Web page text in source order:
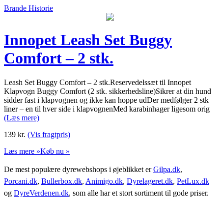
Brande Historie
Innopet Leash Set Buggy
Comfort – 2 stk.
Leash Set Buggy Comfort – 2 stk.Reservedelssæt til Innopet
Klapvogn Buggy Comfort (2 stk. sikkerhedsline)Sikrer at din hund
sidder fast i klapvognen og ikke kan hoppe udDer medfølger 2 stk
liner – en til hver side i klapvognenMed karabinhager ligesom orig
(Læs mere)
139 kr. (Vis fragtpris)
Læs mere »Køb nu »
De mest populære dyrewebshops i øjeblikket erGilpa.dk,
Porcani.dk, Bullerbox.dk, Animigo.dk, Dyrelageret.dk, PetLux.dk
og DyreVerdenen.dk, som alle har et stort sortiment til gode priser.